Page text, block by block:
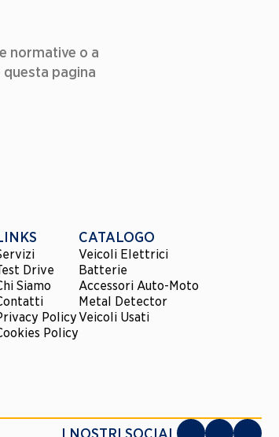
normative o a
pagina
Drive
Siamo
Policy
Policy
CATALOGO
Veicoli Elettrici
Batterie
Accessori Auto-Moto
Metal Detector
Veicoli Usati
I NOSTRI SOCIAL